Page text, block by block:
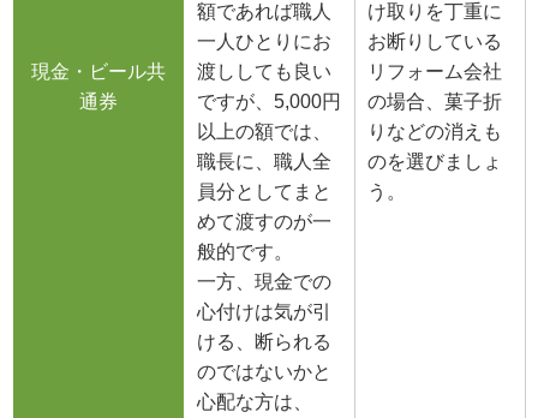
現金・ビール共
通券
額であれば職人
一人ひとりにお
渡ししても良い
ですが、5,000円
以上の額では、
職長に、職人全
員分としてまと
めて渡すのが一
般的です。
一方、現金での
心付けは気が引
ける、断られる
のではないかと
心配な方は、
け取りを丁重に
お断りしている
リフォーム会社
の場合、菓子折
りなどの消えも
のを選びましょ
う。